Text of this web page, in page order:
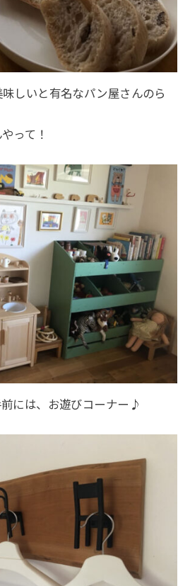
しいと有名なパン屋さんのら
って！
には、お遊びコーナー♪